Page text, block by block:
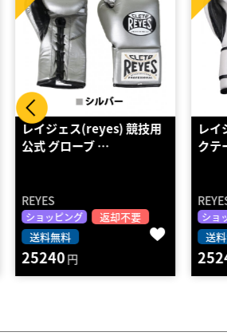
レイジェス(reyes) 競技用
公式 グローブ …
REYES
ショッピング
返却不要
送料無料
25240円
レイ
クテ
ショ
送